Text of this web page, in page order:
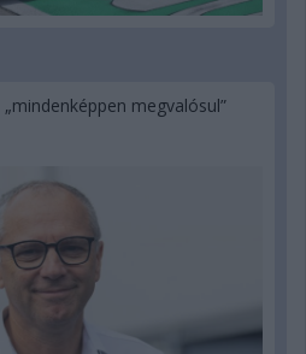
megvalósul”